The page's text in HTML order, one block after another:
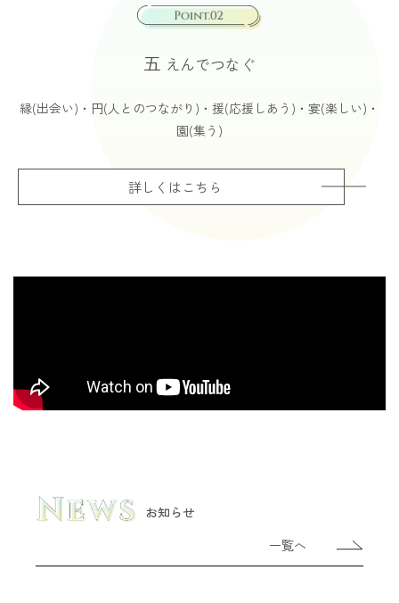
五 えんでつなぐ
縁(出会い)・円(人とのつながり)・援(応援しあう)・宴(楽しい)・
園(集う)
詳しくはこちら
お知らせ
一覧へ